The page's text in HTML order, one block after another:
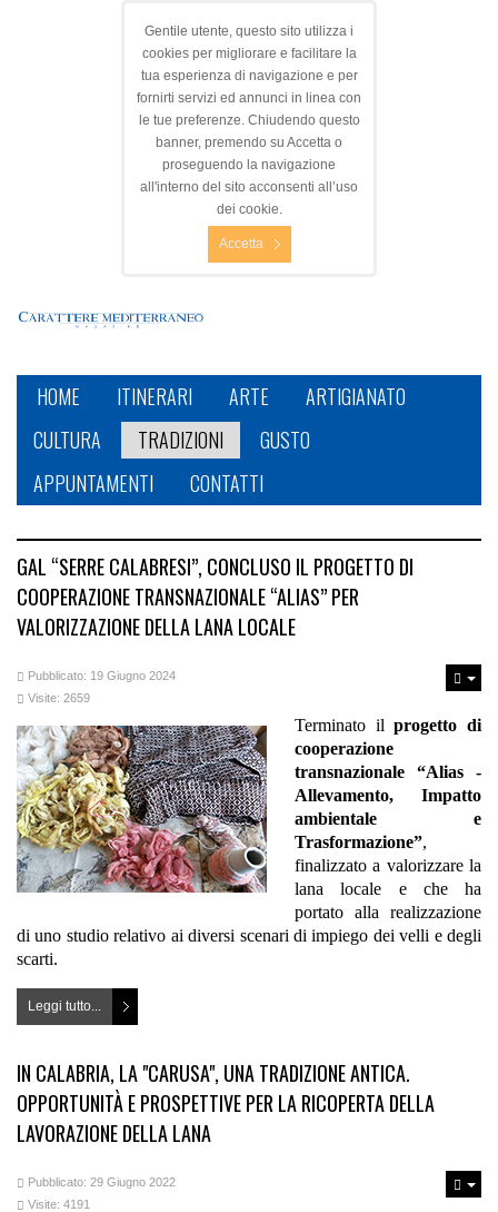
Gentile utente, questo sito utilizza i
cookies per migliorare e facilitare la
tua esperienza di navigazione e per
fornirti servizi ed annunci in linea con
le tue preferenze. Chiudendo questo
banner, premendo su Accetta o
proseguendo la navigazione
all'interno del sito acconsenti all’uso
dei cookie.
Accetta
HOME ITINERARI ARTE
ARTIGIANATO
CULTURA
TRADIZIONI
GUSTO
APPUNTAMENTI
CONTATTI
GAL “SERRE CALABRESI”, CONCLUSO IL PROGETTO DI
COOPERAZIONE TRANSNAZIONALE “ALIAS” PER
VALORIZZAZIONE DELLA LANA LOCALE
Pubblicato: 19 Giugno 2024
Visite: 2659
Terminato ilprogetto di
cooperazione
transnazionale “Alias -
Allevamento, Impatto
ambientale e
Trasformazione”,
finalizzato a valorizzare la
lana locale e che ha
portato alla realizzazione
di uno studio relativo ai diversi scenari di impiego dei velli e degli
scarti.
Leggi tutto...
IN CALABRIA, LA "CARUSA", UNA TRADIZIONE ANTICA.
OPPORTUNITÀ E PROSPETTIVE PER LA RICOPERTA DELLA
LAVORAZIONE DELLA LANA
Pubblicato: 29 Giugno 2022
Visite: 4191